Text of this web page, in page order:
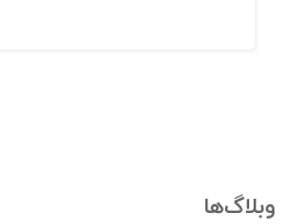
فصل اول: برندسازی رهبری در سازمان
وبلاگ‌ها